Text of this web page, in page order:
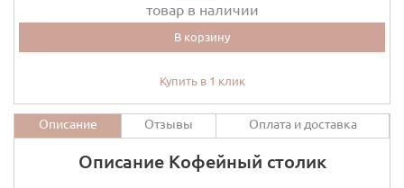
товар в наличии
В корзину
Купить в 1 клик
Описание Отзывы Оплата и доставка
Описание Кофейный столик